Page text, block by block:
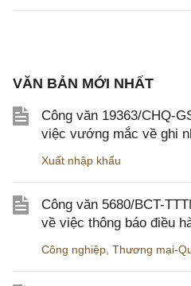
VĂN BẢN MỚI NHẤT
Công văn 19363/CHQ-
việc vướng mắc về ghi
Xuất nhập khẩu
Công văn 5680/BCT-
về việc thông báo điều
Công nghiệp Thương mại-